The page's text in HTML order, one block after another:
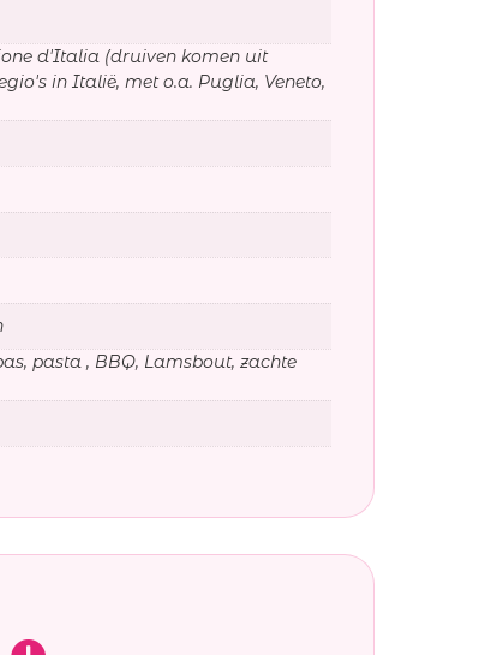
d'Italia (druiven komen uit
in Italië, met o.a. Puglia, Veneto,
pasta , BBQ, Lamsbout, zachte